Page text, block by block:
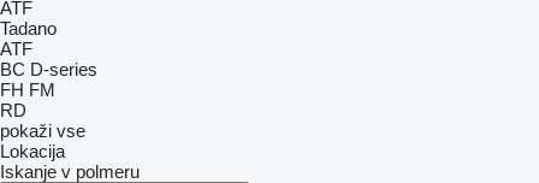
ATF
Tadano
ATF
BC D-series
FH FM
RD
pokaži vse
Lokacija
Iskanje v polmeru